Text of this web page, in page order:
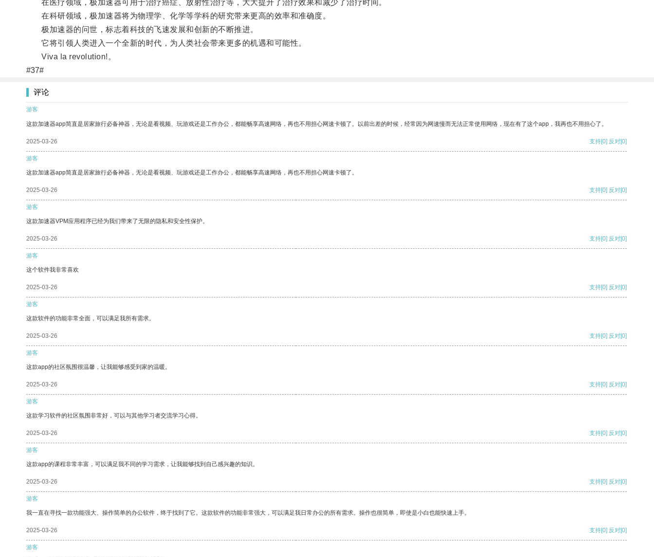
在医疗领域，极加速器可用于治疗癌症、放射性治疗等，大大提升了治疗效果和减少了治疗时间。
在科研领域，极加速器将为物理学、化学等学科的研究带来更高的效率和准确度。
极加速器的问世，标志着科技的飞速发展和创新的不断推进。
它将引领人类进入一个全新的时代，为人类社会带来更多的机遇和可能性。
Viva la revolution!。
#37#
评论
游客
这款加速器app简直是居家旅行必备神器，无论是看视频、玩游戏还是工作办公，都能畅享高速网络，再也不用担心网速卡顿了。以前出差的时候，经常因为网速慢而无法正常使用网络，现在有了这个app，我再也不用担心了。
2025-03-26 支持[0] 反对[0]
游客
这款加速器app简直是居家旅行必备神器，无论是看视频、玩游戏还是工作办公，都能畅享高速网络，再也不用担心网速卡顿了。
2025-03-26 支持[0] 反对[0]
游客
这款加速器VPM应用程序已经为我们带来了无限的隐私和安全性保护。
2025-03-26 支持[0] 反对[0]
游客
这个软件我非常喜欢
2025-03-26 支持[0] 反对[0]
游客
这款软件的功能非常全面，可以满足我所有需求。
2025-03-26 支持[0] 反对[0]
游客
这款app的社区氛围很温馨，让我能够感受到家的温暖。
2025-03-26 支持[0] 反对[0]
游客
这款学习软件的社区氛围非常好，可以与其他学习者交流学习心得。
2025-03-26 支持[0] 反对[0]
游客
这款app的课程非常丰富，可以满足我不同的学习需求，让我能够找到自己感兴趣的知识。
2025-03-26 支持[0] 反对[0]
游客
我一直在寻找一款功能强大、操作简单的办公软件，终于找到了它。这款软件的功能非常强大，可以满足我日常办公的所有需求。操作也很简单，即使是小白也能快速上手。
2025-03-26 支持[0] 反对[0]
游客